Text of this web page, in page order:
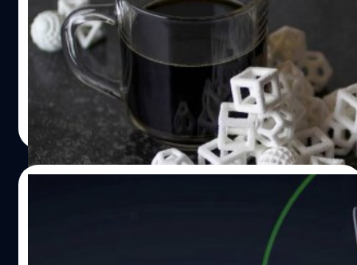
นี่ยังเป็นสัญญาณว่าเรากำลังมีชีวิตในโลกอนาคตที่มีนวัตกรรม
ไอทีที่ล้ำสมัย โลกก้าวหน้าไปมากเพราะเทคโนโลยีที่ทัน
สมัย ระบบ 3D ได้ออกมาพร้อมกับลูกเล่นใหม่ด้วยเครื่องพิมพ์
3D ที่สามารถพิมพ์รูปทรงที่กำหนดเองได้โดยใช้น้ำตาลเป็นสื่อ
กลาง ซึ่งหมายความว่าจะไม่มีน้ำตาลก้อนเดิมๆที่น่าเบื่ออีกต่อ
ไป จะดีแค่ไหนถ้าคุณเปลี่ยนน้ำตาลที่เป็นเกล็ดเล็กๆที่ดูแล้ว
แสนจะน่าเบื่อ เพราะมันก็คือเกล็ดน้ำตาลธรรมดา มาเป็น
น้ำตาลที่มีรูปแบบ รูปทรงต่างๆ ตามที่ใจคุณต้องการ ผู้ผลิต
เครื่องนี้เผยว่า "เป้าหมายการตลาดของผมคือ ผู้ทีชื่นชอบการ
กินขนมปัง หรือภัตตาคารและโรงแรมทั่วไป ที่อยากนำเสนอ
อาหารในรูปแบบที่แปลกตาและน่าสนใจมากขึ้น” คงจะดีไม่
น้อยถ้าเครื่องพิมพ์น้ำตาล 3D ตัวนี้ราคาไม่แพง และสามารถ
เข้าถึงได้ในทุกผู้บริโภคทุกครัวเรือน ขอบคุณภาพจาก 3D
salinee tintumrong | 4150 days ago
จะได้ไปต่อมั้ย? เมื่อ Project Tango ของ
Google ไม่ได้อยู่ภายใต้การดูแลของทีม ATAP